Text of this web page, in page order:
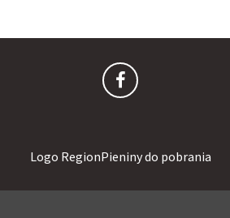
Logo RegionPieniny do pobrania